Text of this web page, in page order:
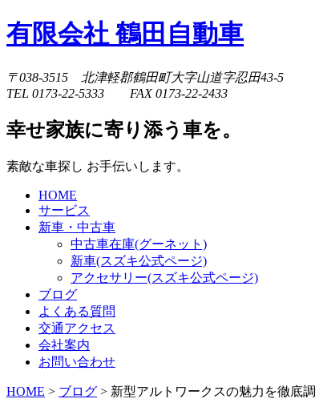
有限会社 鶴田自動車
〒038-3515 北津軽郡鶴田町大字山道字忍田43-5
TEL 0173-22-5333 FAX 0173-22-2433
幸せ家族に寄り添う車を。
素敵な車探し お手伝いします。
HOME
サービス
新車・中古車
中古車在庫(グーネット)
新車(スズキ公式ページ)
アクセサリー(スズキ公式ページ)
ブログ
よくある質問
交通アクセス
会社案内
お問い合わせ
HOME > ブログ > 新型アルトワークスの魅力を徹底調